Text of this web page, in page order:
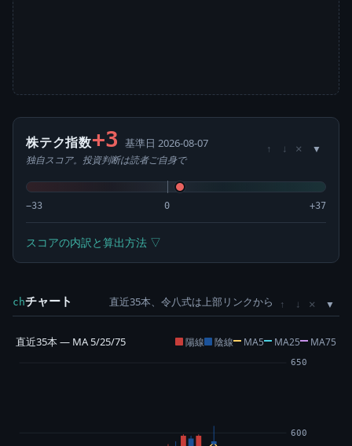
株テク指数+3 基準日 2026-08-07
独自スコア。投資判断は読者ご自身で
↑ ↓ ×
−33 0 +37
スコアの内訳と算出方法 ▽
chチャート 直近35本、令八式は上部リンクから ↑ ↓ ×
直近35本 — MA 5/25/75 陽線 陰線 MA5 MA25 MA75
600
650